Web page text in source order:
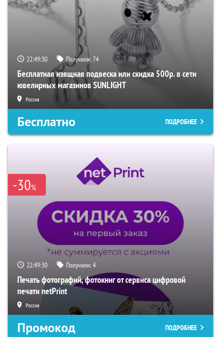
22:49:29 Получили:74
Бесплатная изящная подвеска или скидка 500р. в сети
ювелирных магазинов SUNLIGHT
Россия
Бесплатно ПОДРОБНЕЕ
-30%
22:49:29 Получили:4
Печать фотографий, фотокниг от сервиса цифровой
печати netPrint
Россия
Промокод ПОДРОБНЕЕ